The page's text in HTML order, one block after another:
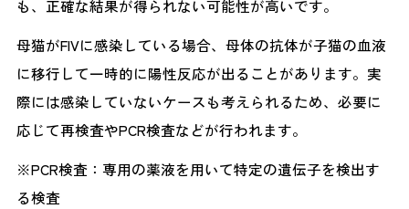
も、正確な結果が得られない可能性が高いです。
母猫がFIVに感染している場合、母体の抗体が子猫の血液
に移行して一時的に陽性反応が出ることがあります。実
際には感染していないケースも考えられるため、必要に
応じて再検査やPCR検査などが行われます。
※PCR検査：専用の薬液を用いて特定の遺伝子を検出す
る検査